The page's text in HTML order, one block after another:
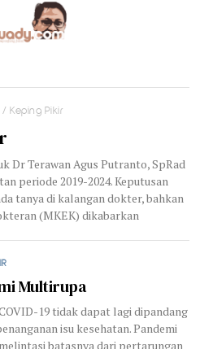
/ Keping Pikir
Dr Terawan Agus Putranto, SpRad
periode 2019-2024. Keputusan
tanya di kalangan dokter, bahkan
(MKEK) dikabarkan
Multirupa
19 tidak dapat lagi dipandang
isu kesehatan. Pandemi
batasnya dari pertarungan